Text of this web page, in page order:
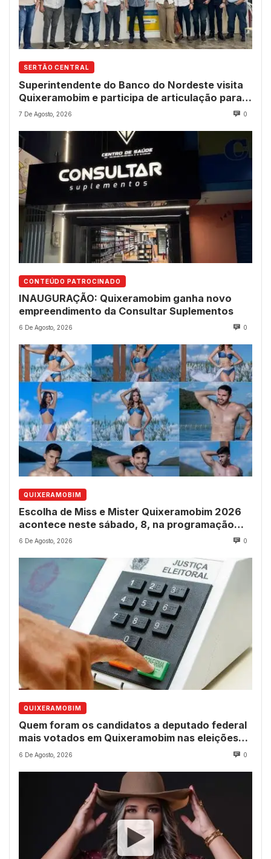
SERTÃO CENTRAL
Superintendente do Banco do Nordeste visita
Quixeramobim e participa de articulação para
avanço do futuro shopping
7 De Agosto, 2026 0
CONTEÚDO PATROCINADO
INAUGURAÇÃO: Quixeramobim ganha novo
empreendimento da Consultar Suplementos
6 De Agosto, 2026 0
QUIXERAMOBIM
Escolha de Miss e Mister Quixeramobim 2026
acontece neste sábado, 8, na programação
dos 237 anos do município
6 De Agosto, 2026 0
QUIXERAMOBIM
Quem foram os candidatos a deputado federal
mais votados em Quixeramobim nas eleições
de 2022?
6 De Agosto, 2026 0